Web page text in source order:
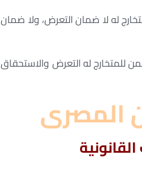
له لا ضمان التعرض، ولا ضمان
للمتخارج له التعرض والاستحقاق
المصرى